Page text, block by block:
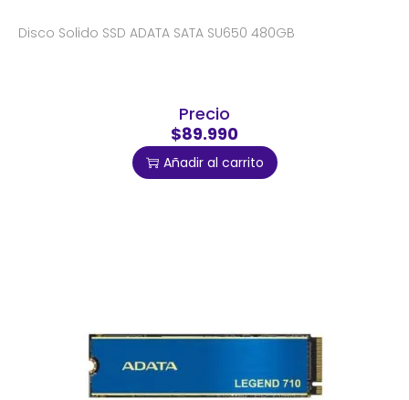
Disco Solido SSD ADATA SATA SU650 480GB
Precio
$89.990
Añadir al carrito